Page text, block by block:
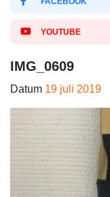
YOUTUBE
IMG_0609
Datum 19 juli 2019